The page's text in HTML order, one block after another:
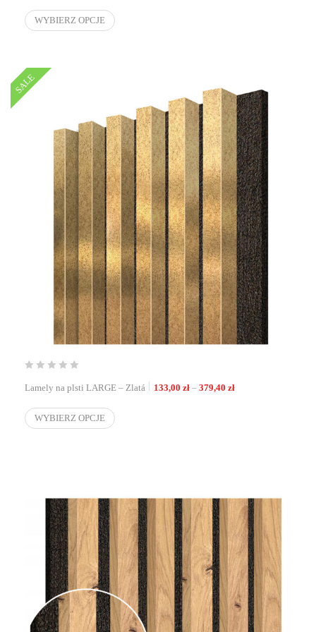
WYBIERZ OPCJE
SALE
Lamely na plsti LARGE – Zlatá 133,00 zł – 379,40 złZakres cen: od
WYBIERZ OPCJE